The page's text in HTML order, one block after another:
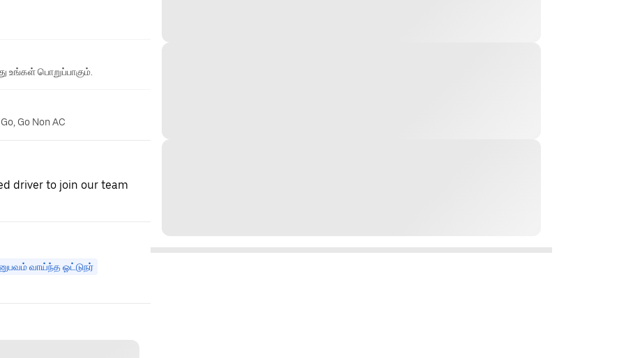
உங்கள் பொறுப்பாகும்.
Go Non AC
driver to join our team
வாய்ந்த ஓட்டுநர்